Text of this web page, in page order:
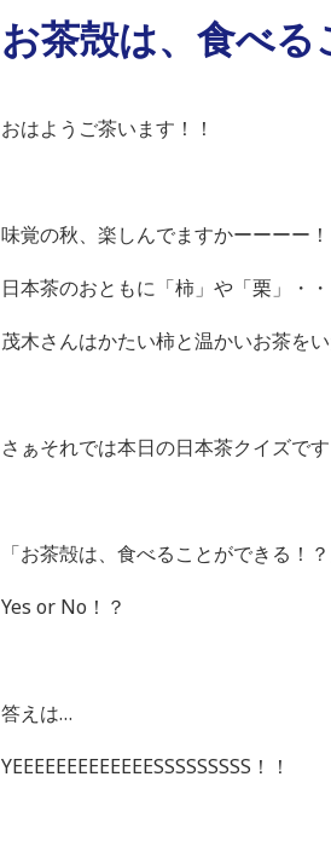
お茶殻は、食べ
おはようご茶います！！
味覚の秋、楽しんでますかーーーー！
日本茶のおともに「柿」や「栗」・
茂木さんはかたい柿と温かいお茶を
さぁそれでは本日の日本茶クイズです
「お茶殻は、食べることができる！？
Yes or No！？
答えは…
YEEEEEEEEEEEEESSSSSSSSS ！！